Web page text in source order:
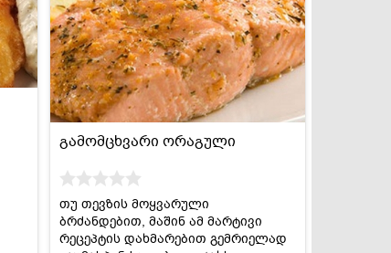
გამომცხვარი ორაგული
თუ თევზის მოყვარული
ბრძანდებით, მაშინ ამ მარტივი
რეცეპტის დახმარებით გემრიელად